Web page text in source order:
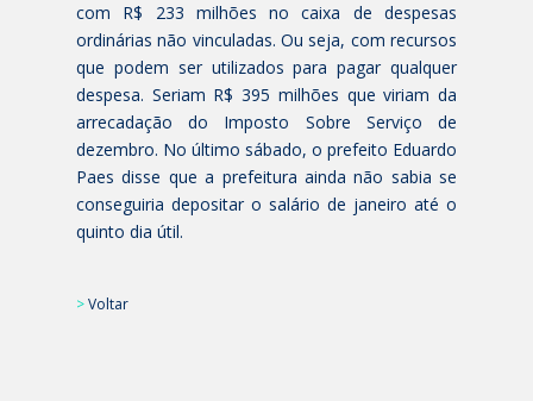
com R$ 233 milhões no caixa de despesas
ordinárias não vinculadas. Ou seja, com recursos
que podem ser utilizados para pagar qualquer
despesa. Seriam R$ 395 milhões que viriam da
arrecadação do Imposto Sobre Serviço de
dezembro. No último sábado, o prefeito Eduardo
Paes disse que a prefeitura ainda não sabia se
conseguiria depositar o salário de janeiro até o
quinto dia útil.
>Voltar